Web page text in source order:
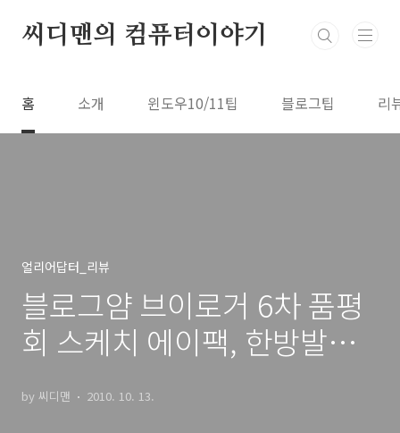
씨디맨의 컴퓨터이야기
홈 소개 윈도우10/11팁 블로그팁 리
얼리어답터_리뷰
블로그얌 브이로거 6차 품평
회 스케치 에이팩, 한방발효
글, 한방명가 중소기업 훌륭
by 씨디맨 2010. 10. 13.